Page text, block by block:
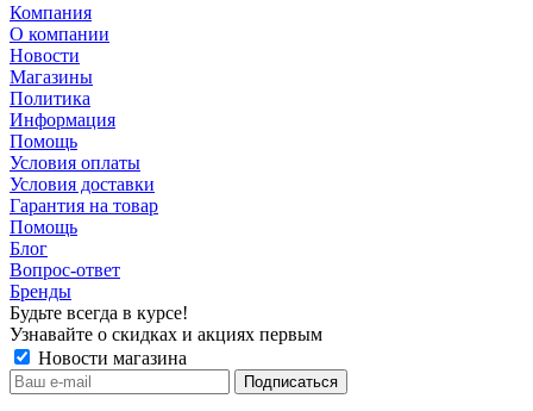
Компания
О компании
Новости
Магазины
Политика
Информация
Помощь
Условия оплаты
Условия доставки
Гарантия на товар
Помощь
Блог
Вопрос-ответ
Бренды
Будьте всегда в курсе!
Узнавайте о скидках и акциях первым
Новости магазина